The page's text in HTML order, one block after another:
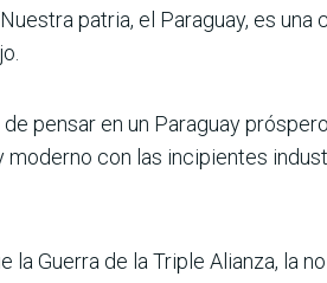
patria, el Paraguay, es una
pensar en un Paraguay
con las incipientes
Guerra de la Triple Alianza, la